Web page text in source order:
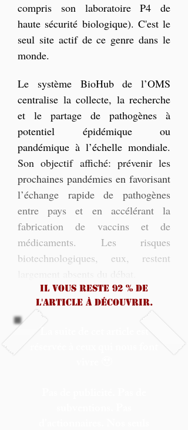
compris son laboratoire P4 de
haute sécurité biologique). C'est le
seul site actif de ce genre dans le
monde.
Le système BioHub de l’OMS
centralise la collecte, la recherche
et le partage de pathogènes à
potentiel épidémique ou
pandémique à l’échelle mondiale.
Son objectif affiché: prévenir les
prochaines pandémies en favorisant
l’échange rapide de pathogènes
entre pays et en accélérant la
fabrication de vaccins et de
médicaments. Les risques
biotechnologiques, eux, restent
Il vous reste 92 % de
l'article à découvrir.